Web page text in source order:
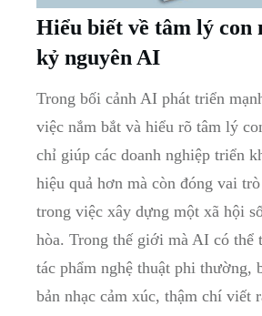
Hiểu biết về tâm lý con
kỷ nguyên AI
Trong bối cảnh AI phát triển
việc nắm bắt và hiểu rõ tâm lý
chỉ giúp các doanh nghiệp triển
hiệu quả hơn mà còn đóng vai
trong việc xây dựng một xã hội
hòa. Trong thế giới mà AI có thể
tác phẩm nghệ thuật phi thường,
bản nhạc cảm xúc, thậm chí viết